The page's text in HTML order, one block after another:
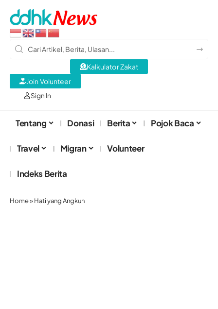
Sign In
Kalkulator Zakat
Join Volunteer
Tentang Donasi Berita Pojok Baca
Travel Migran Volunteer
Indeks Berita
Home»Hati yang Angkuh